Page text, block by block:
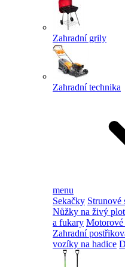
Zahradní grily
Zahradní technika
menu
Sekačky Strunové
Nůžky na živý plot
a fukary
Zahradní
vozíky na hadice